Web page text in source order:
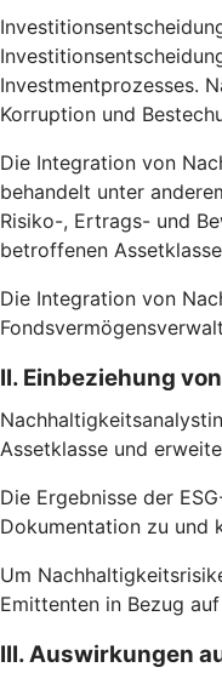
Investmentprozesses.
Korruption und
Die Integration von
behandelt unter
Risiko-, Ertrags- und
betroffenen
Die Integration von
II. Einbeziehung
Assetklasse und
Die Ergebnisse der
Dokumentation zu und
Um
Emittenten in Bezug
III. Auswirkungen